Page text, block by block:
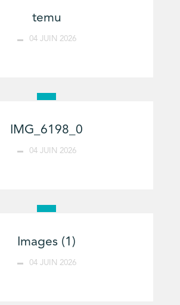
temu
04 JUIN 2026
IMG_6198_0
04 JUIN 2026
Images (1)
04 JUIN 2026